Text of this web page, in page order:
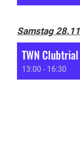
Samstag
TWN
13:00 - 16:30